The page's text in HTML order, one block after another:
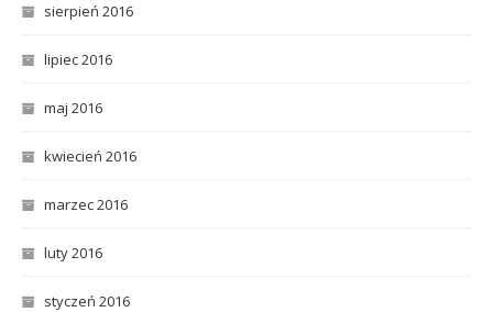
sierpień 2016
lipiec 2016
maj 2016
kwiecień 2016
marzec 2016
luty 2016
styczeń 2016